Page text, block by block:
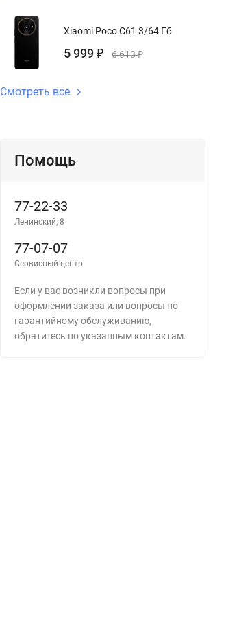
Xiaomi Poco C61 3/64 Гб
5 999 ₽ 6 613₽
Смотреть все
Помощь
77-22-33
Ленинский, 8
77-07-07
Сервисный центр
Если у вас возникли вопросы при
оформлении заказа или вопросы по
гарантийному обслуживанию,
обратитесь по указанным контактам.